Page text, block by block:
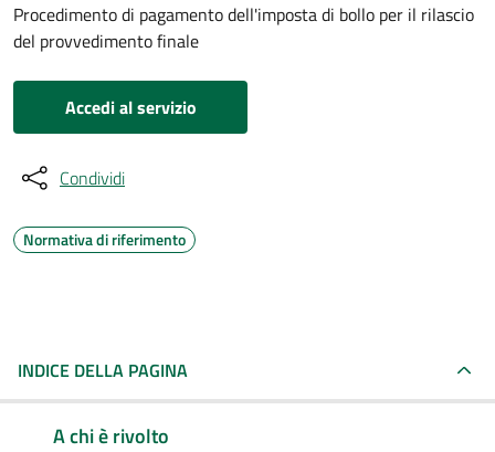
Procedimento di pagamento dell'imposta di bollo per il rilascio
del provvedimento finale
Accedi al servizio
Condividi
Normativa di riferimento
INDICE DELLA PAGINA
A chi è rivolto